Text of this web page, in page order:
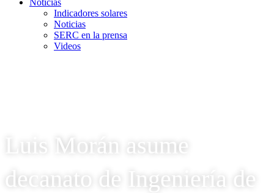
Noticias
Indicadores solares
Noticias
SERC en la prensa
Videos
Luis Morán asume
decanato de Ingeniería de